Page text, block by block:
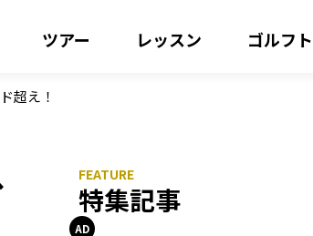
ツアー レッスン ゴルフ
超え！
特集記事